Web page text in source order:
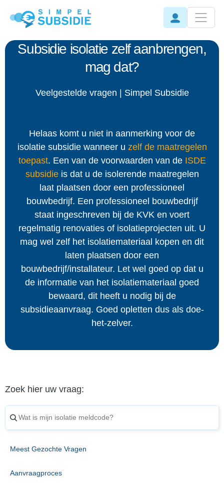
Subsidie isolatie zelf aanbrengen,
mag dat?
Veelgestelde vragen | Simpel Subsidie
Helaas komt u niet in aanmerking voor de
isolatie subsidie wanneer u zelf de maatregelen
toepast. Een van de voorwaarden van de ISDE
subsidieis dat u de isolerende maatregelen
laat plaatsen door een professioneel
bouwbedrijf. Een professioneel bouwbedrijf
staat ingeschreven bij de KVK en voert
regelmatig renovaties of isolatieprojecten uit. U
mag wel zelf het isolatiemateriaal kopen en dit
laten plaatsen door een
bouwbedrijf/installateur. Let wel goed op dat u
de informatie van het isolatiemateriaal goed
bewaard, dit heeft u nodig bij de
subsidieaanvraag. Goed opletten dus als doe-
het-zelver.
Zoek hier uw vraag:
Meest Gezochte Vragen
Aanvraagproces